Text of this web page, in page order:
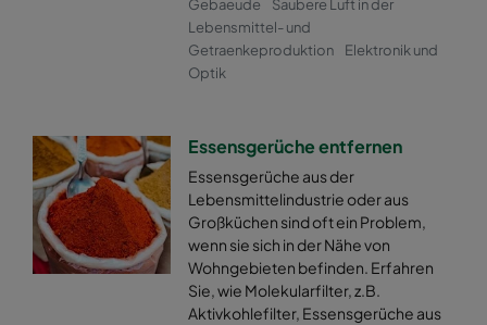
Gebaeude
Saubere Luft in der
Lebensmittel- und
Getraenkeproduktion
Elektronik und
Optik
Essensgerüche entfernen
Essensgerüche aus der
Lebensmittelindustrie oder aus
Großküchen sind oft ein Problem,
wenn sie sich in der Nähe von
Wohngebieten befinden. Erfahren
Sie, wie Molekularfilter, z.B.
Aktivkohlefilter, Essensgerüche aus